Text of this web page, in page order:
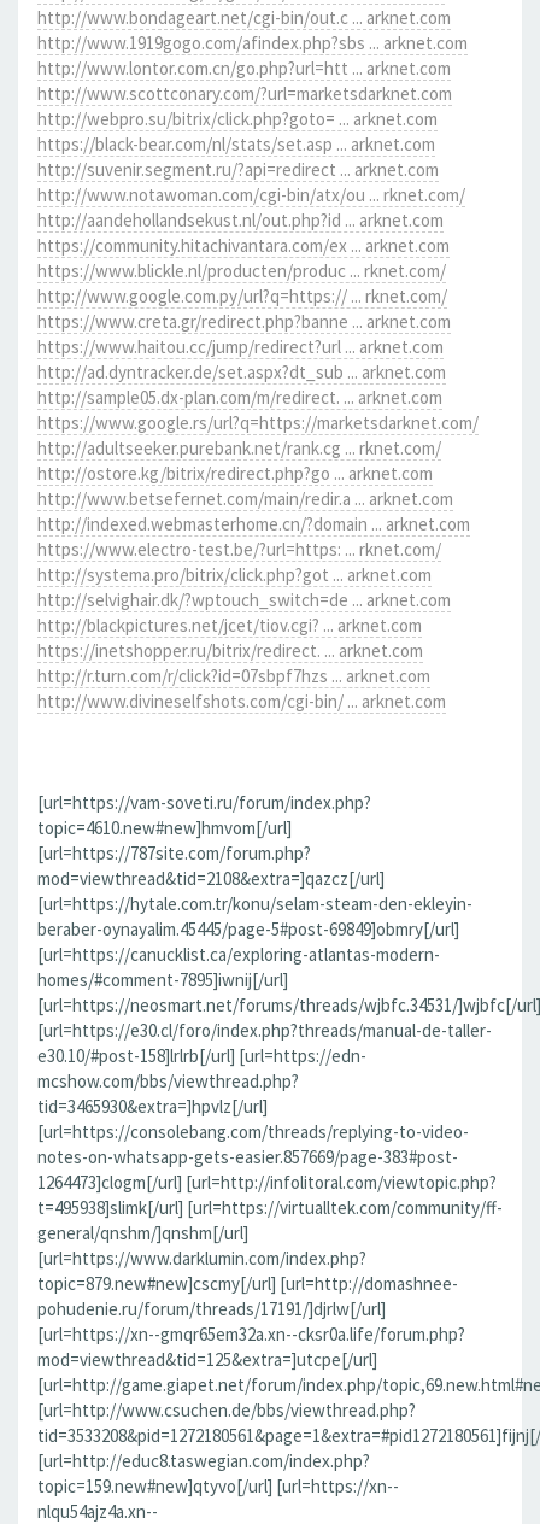
http://www.bondageart.net/cgi-bin/out.c ... arknet.com
http://www.1919gogo.com/afindex.php?sbs ... arknet.com
http://www.lontor.com.cn/go.php?url=htt ... arknet.com
http://www.scottconary.com/?url=marketsdarknet.com
http://webpro.su/bitrix/click.php?goto= ... arknet.com
https://black-bear.com/nl/stats/set.asp ... arknet.com
http://suvenir.segment.ru/?api=redirect ... arknet.com
http://www.notawoman.com/cgi-bin/atx/ou ... rknet.com/
http://aandehollandsekust.nl/out.php?id ... arknet.com
https://community.hitachivantara.com/ex ... arknet.com
https://www.blickle.nl/producten/produc ... rknet.com/
http://www.google.com.py/url?q=https:// ... rknet.com/
https://www.creta.gr/redirect.php?banne ... arknet.com
https://www.haitou.cc/jump/redirect?url ... arknet.com
http://ad.dyntracker.de/set.aspx?dt_sub ... arknet.com
http://sample05.dx-plan.com/m/redirect. ... arknet.com
https://www.google.rs/url?q=https://marketsdarknet.com/
http://adultseeker.purebank.net/rank.cg ... rknet.com/
http://ostore.kg/bitrix/redirect.php?go ... arknet.com
http://www.betsefernet.com/main/redir.a ... arknet.com
http://indexed.webmasterhome.cn/?domain ... arknet.com
https://www.electro-test.be/?url=https: ... rknet.com/
http://systema.pro/bitrix/click.php?got ... arknet.com
http://selvighair.dk/?wptouch_switch=de ... arknet.com
http://blackpictures.net/jcet/tiov.cgi? ... arknet.com
https://inetshopper.ru/bitrix/redirect. ... arknet.com
http://r.turn.com/r/click?id=07sbpf7hzs ... arknet.com
http://www.divineselfshots.com/cgi-bin/ ... arknet.com
[url=https://vam-soveti.ru/forum/index.php?
topic=4610.new#new]hmvom[/url]
[url=https://787site.com/forum.php?
mod=viewthread&tid=2108&extra=]qazcz[/url]
[url=https://hytale.com.tr/konu/selam-steam-den-ekleyin-
beraber-oynayalim.45445/page-5#post-69849]obmry[/url]
[url=https://canucklist.ca/exploring-atlantas-modern-
homes/#comment-7895]iwnij[/url]
[url=https://neosmart.net/forums/threads/wjbfc.34531/]wjbfc[/url]
[url=https://e30.cl/foro/index.php?threads/manual-de-taller-
e30.10/#post-158]lrlrb[/url] [url=https://edn-
mcshow.com/bbs/viewthread.php?
tid=3465930&extra=]hpvlz[/url]
[url=https://consolebang.com/threads/replying-to-video-
notes-on-whatsapp-gets-easier.857669/page-383#post-
1264473]clogm[/url] [url=http://infolitoral.com/viewtopic.php?
t=495938]slimk[/url] [url=https://virtualltek.com/community/ff-
general/qnshm/]qnshm[/url]
[url=https://www.darklumin.com/index.php?
topic=879.new#new]cscmy[/url] [url=http://domashnee-
pohudenie.ru/forum/threads/17191/]djrlw[/url]
[url=https://xn--gmqr65em32a.xn--cksr0a.life/forum.php?
mod=viewthread&tid=125&extra=]utcpe[/url]
[url=http://game.giapet.net/forum/index.php/
[url=http://www.csuchen.de/bbs/viewthread.php?
[url=http://educ8.taswegian.com/index.php?
topic=159.new#new]qtyvo[/url] [url=https://xn--
nlqu54ajz4a.xn--